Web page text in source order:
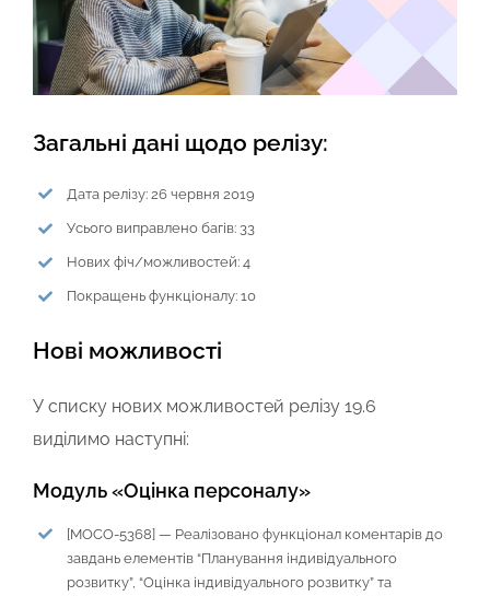
Загальні дані щодо релізу:
Дата релізу: 26 червня 2019
Усього виправлено багів: 33
Нових фіч/можливостей: 4
Покращень функціоналу: 10
Нові можливості
У списку нових можливостей релізу 19.6
виділимо наступні:
Модуль «Оцінка персоналу»
[MOCO-5368] — Реалізовано функціонал коментарів до
завдань елементів “Планування індивідуального
розвитку”, “Оцінка індивідуального розвитку” та